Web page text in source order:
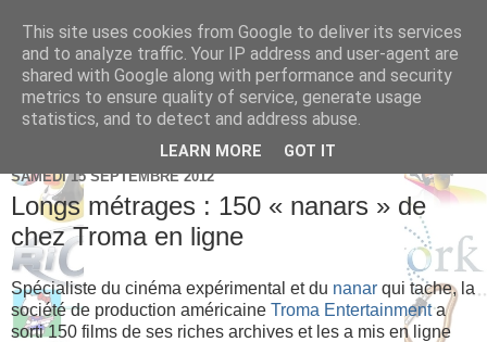
Brice Cornet: serial
entrepreneur hédoniste
SAMEDI 15 SEPTEMBRE 2012
Longs métrages : 150 « nanars » de
chez Troma en ligne
Spécialiste du cinéma expérimental et du nanar qui tache, la
société de production américaine Troma Entertainmenta
sorti 150 films de ses riches archives et les a mis en ligne
This site uses cookies from Google to deliver its services
and to analyze traffic. Your IP address and user-agent are
shared with Google along with performance and security
metrics to ensure quality of service, generate usage
statistics, and to detect and address abuse.
LEARN MORE GOT IT